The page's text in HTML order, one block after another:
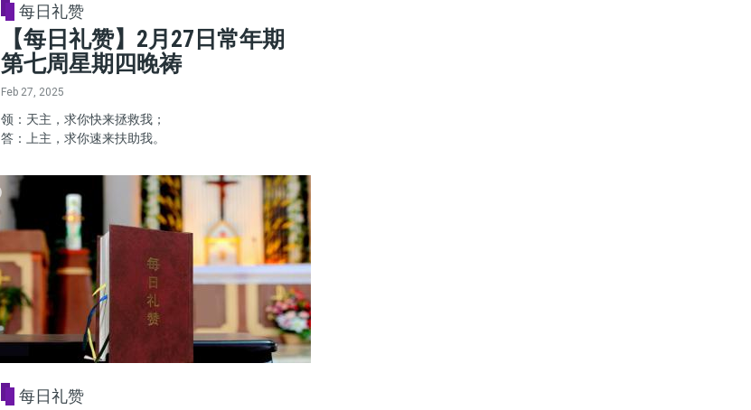
每日礼赞
【每日礼赞】2月27日常年期
第七周星期四晚祷
Feb 27, 2025
领：天主，求你快来拯救我；
答：上主，求你速来扶助我。
每日礼赞